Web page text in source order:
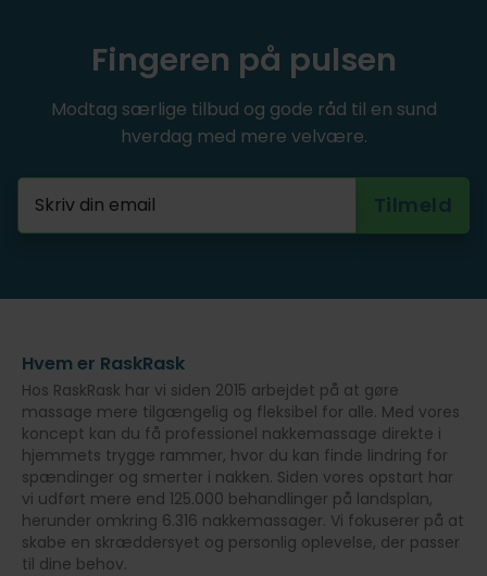
Fingeren på pulsen
Modtag særlige tilbud og gode råd til en sund
hverdag med mere velvære.
Hvem er RaskRask
Hos RaskRask har vi siden 2015 arbejdet på at gøre
massage mere tilgængelig og fleksibel for alle. Med vores
koncept kan du få professionel nakkemassage direkte i
hjemmets trygge rammer, hvor du kan finde lindring for
spændinger og smerter i nakken. Siden vores opstart har
vi udført mere end 125.000 behandlinger på landsplan,
herunder omkring 6.316 nakkemassager. Vi fokuserer på at
skabe en skræddersyet og personlig oplevelse, der passer
til dine behov.